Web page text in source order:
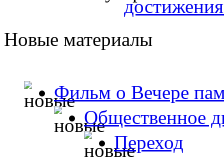
Новые материалы
Фильм о Вечере
Общественное
Переход